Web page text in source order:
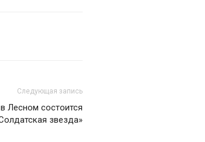
Следующая запись
Лесном состоится
звезда»